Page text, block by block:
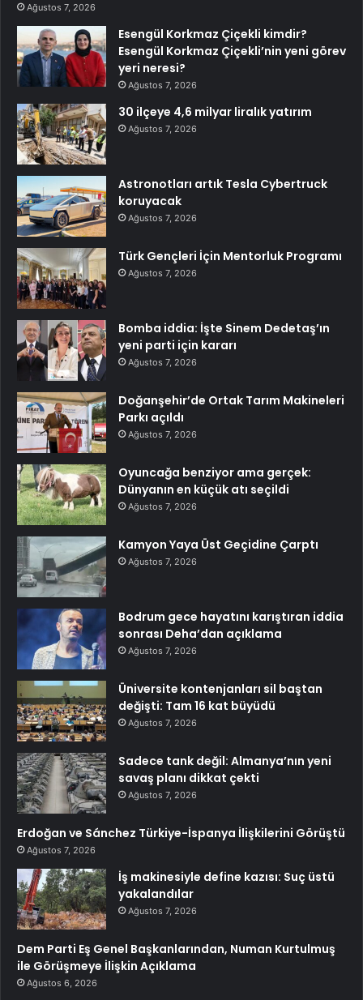
Ağustos 7, 2026
Esengül Korkmaz Çiçekli kimdir?
Esengül Korkmaz Çiçekli’nin yeni görev
yeri neresi?
Ağustos 7, 2026
30 ilçeye 4,6 milyar liralık yatırım
Ağustos 7, 2026
Astronotları artık Tesla Cybertruck
koruyacak
Ağustos 7, 2026
Türk Gençleri İçin Mentorluk Programı
Ağustos 7, 2026
Bomba iddia: İşte Sinem Dedetaş’ın
yeni parti için kararı
Ağustos 7, 2026
Doğanşehir’de Ortak Tarım Makineleri
Parkı açıldı
Ağustos 7, 2026
Oyuncağa benziyor ama gerçek:
Dünyanın en küçük atı seçildi
Ağustos 7, 2026
Kamyon Yaya Üst Geçidine Çarptı
Ağustos 7, 2026
Bodrum gece hayatını karıştıran iddia
sonrası Deha’dan açıklama
Ağustos 7, 2026
Üniversite kontenjanları sil baştan
değişti: Tam 16 kat büyüdü
Ağustos 7, 2026
Sadece tank değil: Almanya’nın yeni
savaş planı dikkat çekti
Ağustos 7, 2026
Erdoğan ve Sánchez Türkiye-İspanya İlişkilerini Görüştü
Ağustos 7, 2026
İş makinesiyle define kazısı: Suç üstü
yakalandılar
Ağustos 7, 2026
Dem Parti Eş Genel Başkanlarından, Numan Kurtulmuş
ile Görüşmeye İlişkin Açıklama
Ağustos 6, 2026